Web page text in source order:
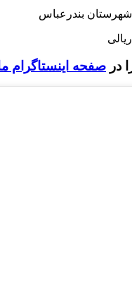
شهرستان بندرعباس
در صفحه اینستاگرام